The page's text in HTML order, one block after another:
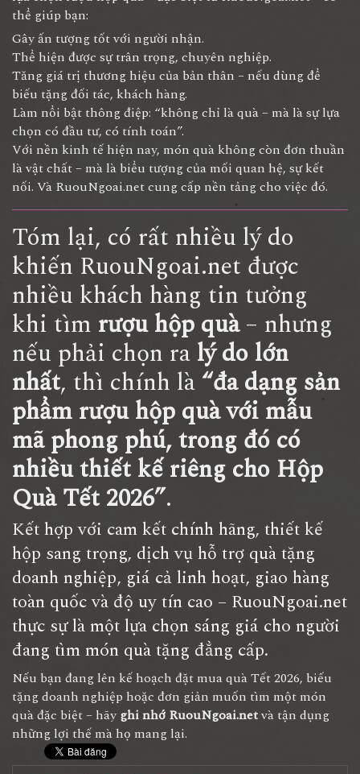
thể giúp bạn:
Gây ấn tượng tốt với người nhận.
Thể hiện được sự trân trọng, chuyên nghiệp.
Tăng giá trị thương hiệu của bản thân – nếu dùng để
biếu tặng đối tác, khách hàng.
Làm nổi bật thông điệp: “không chỉ là quà – mà là sự lựa
chọn có đầu tư, có tính toán”.
Với nền kinh tế hiện nay, món quà không còn đơn thuần
là vật chất – mà là biểu tượng của mối quan hệ, sự kết
nối. Và RuouNgoai.net cung cấp nền tảng cho việc đó.
Tóm lại, có rất nhiều lý do
khiến RuouNgoai.net được
nhiều khách hàng tin tưởng
khi tìm rượu hộp quà– nhưng
nếu phải chọn ralý do lớn
nhất, thì chính là“đa dạng sản
phẩm rượu hộp quà với mẫu
mã phong phú, trong đó có
nhiều thiết kế riêng cho Hộp
Quà Tết 2026”.
Kết hợp với cam kết chính hãng, thiết kế
hộp sang trọng, dịch vụ hỗ trợ quà tặng
doanh nghiệp, giá cả linh hoạt, giao hàng
toàn quốc và độ uy tín cao – RuouNgoai.net
thực sự là một lựa chọn sáng giá cho người
đang tìm món quà tặng đẳng cấp.
Nếu bạn đang lên kế hoạch đặt mua quà Tết 2026, biếu
tặng doanh nghiệp hoặc đơn giản muốn tìm một món
quà đặc biệt – hãy ghi nhớ RuouNgoai.netvà tận dụng
những lợi thế mà họ mang lại.